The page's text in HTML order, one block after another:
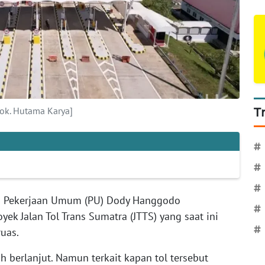
Hutama Karya]
Umum (PU) Dody Hanggodo
Jalan Tol Trans Sumatra (JTTS) yang saat ini
berlanjut. Namun terkait kapan tol tersebut
#
#
#
#
#